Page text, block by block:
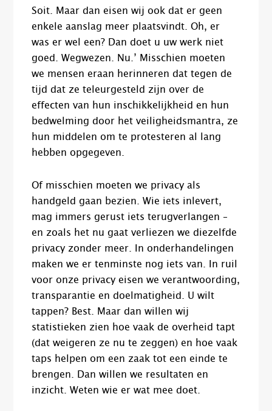
Soit. Maar dan eisen wij ook dat er geen
enkele aanslag meer plaatsvindt. Oh, er
was er wel een? Dan doet u uw werk niet
goed. Wegwezen. Nu.’ Misschien moeten
we mensen eraan herinneren dat tegen de
tijd dat ze teleurgesteld zijn over de
effecten van hun inschikkelijkheid en hun
bedwelming door het veiligheidsmantra, ze
hun middelen om te protesteren al lang
hebben opgegeven.
Of misschien moeten we privacy als
handgeld gaan bezien. Wie iets inlevert,
mag immers gerust iets terugverlangen –
en zoals het nu gaat verliezen we diezelfde
privacy zonder meer. In onderhandelingen
maken we er tenminste nog iets van. In ruil
voor onze privacy eisen we verantwoording,
transparantie en doelmatigheid. U wilt
tappen? Best. Maar dan willen wij
statistieken zien hoe vaak de overheid tapt
(dat weigeren ze nu te zeggen) en hoe vaak
taps helpen om een zaak tot een einde te
brengen. Dan willen we resultaten en
inzicht. Weten wie er wat mee doet.